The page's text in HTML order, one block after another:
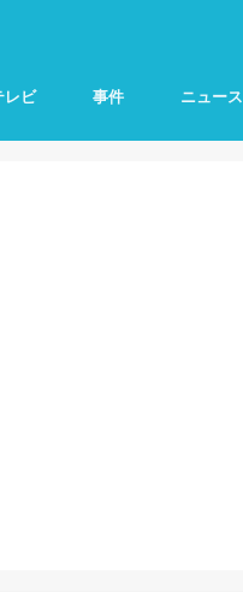
レビ 事件 ニュース